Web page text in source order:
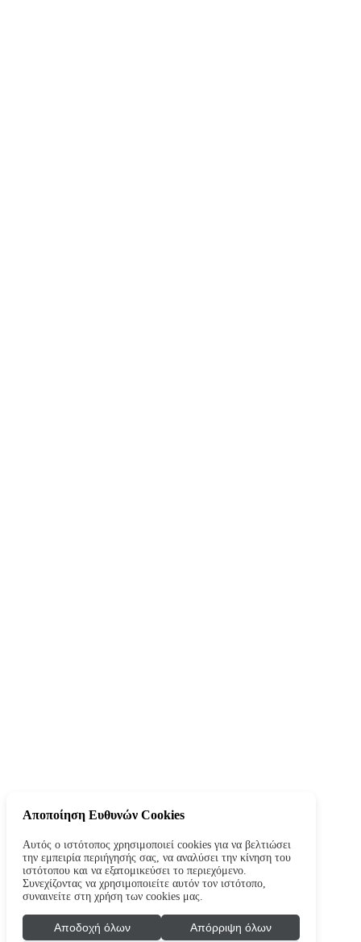
Αποποίηση Ευθυνών Cookies
Αυτός ο ιστότοπος χρησιμοποιεί cookies για να βελτιώσει
την εμπειρία περιήγησής σας, να αναλύσει την κίνηση του
ιστότοπου και να εξατομικεύσει το περιεχόμενο.
Συνεχίζοντας να χρησιμοποιείτε αυτόν τον ιστότοπο,
συναινείτε στη χρήση των cookies μας.
Αποδοχή όλων Απόρριψη όλων